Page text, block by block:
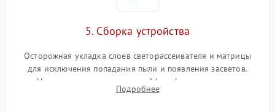
5. Сборка устройства
Осторожная укладка слоев светорассеивателя и матрицы
для исключения попадания пыли и появления засветов.
Надежное подключение шлейфов, фиксация плат и
аккуратное защелкивание пластикового корпуса монитора.
Подробнее